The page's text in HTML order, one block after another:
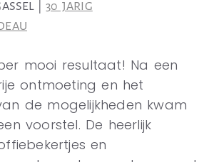
|30 JARIG
mooi resultaat! Na een
ontmoeting en het
de mogelijkheden kwam
voorstel. De heerlijk
en